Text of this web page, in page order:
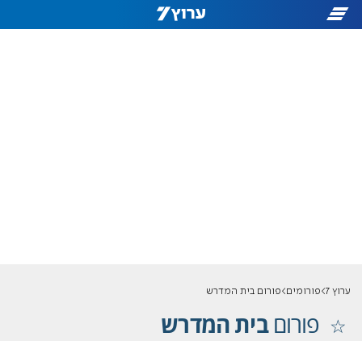
ערוץ 7 פורומים פורום בית המדרש
פורוםבית המדרש